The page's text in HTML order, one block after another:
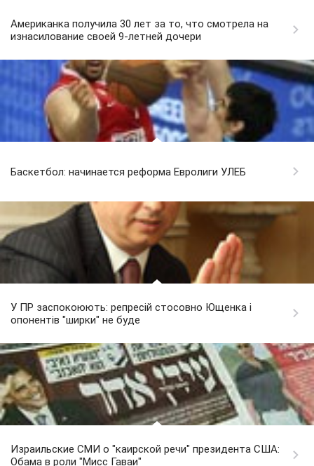
Американка получила 30 лет за то, что смотрела на
изнасилование своей 9-летней дочери
Баскетбол: начинается реформа Евролиги УЛЕБ
У ПР заспокоюють: репресій стосовно Ющенка і
опонентів "ширки" не буде
Израильские СМИ о "каирской речи" президента США:
Обама в роли "Мисс Гаваи"